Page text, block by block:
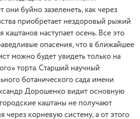
они буйно зазеленеть, как через
приобретает нездоровый рыжий
каштанов наступает осень. Все это
опасения, что в ближайшее
можно будет увидеть только на
торта. Старший научный
ботанического сада имени
Дорошенко видит основную
каштаны не получают
через корневую систему, а от этого